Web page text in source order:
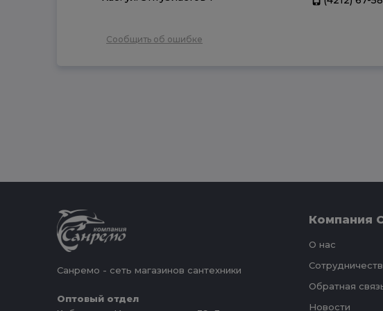
Сообщить об ошибке
Санремо - сеть магазинов сантехники
Оптовый отдел
Компания
О нас
Обратная
Новости